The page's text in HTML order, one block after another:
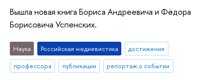
Вышла новая книга Бориса Андреевича и Фёдора
Борисовича Успенских.
Наука Российская медиевистика
достижения
профессора
публикации репортаж о событии